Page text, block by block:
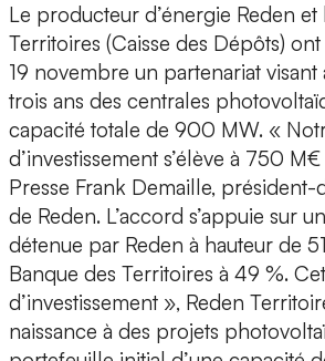
Le producteur d’énergie Reden et
Territoires (Caisse des Dépôts)
19 novembre un partenariat
trois ans des centrales
capacité totale de 900 MW. «
d’investissement s’élève à 750
Presse Frank Demaille,
de Reden. L’accord s’appuie sur
détenue par Reden à hauteur de
Banque des Territoires à 49 %.
d’investissement », Reden
naissance à des projets